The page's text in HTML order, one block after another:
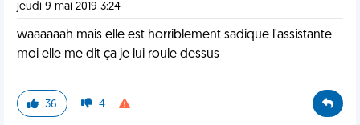
jeudi 9 mai 2019 3:24
waaaaaah mais elle est horriblement sadique l'assistante
moi elle me dit ça je lui roule dessus
36 4